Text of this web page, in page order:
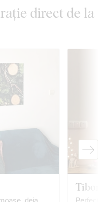
direct de la
deja
Perfect,